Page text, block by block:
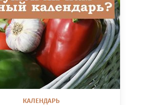
КАЛЕНДАРЬ